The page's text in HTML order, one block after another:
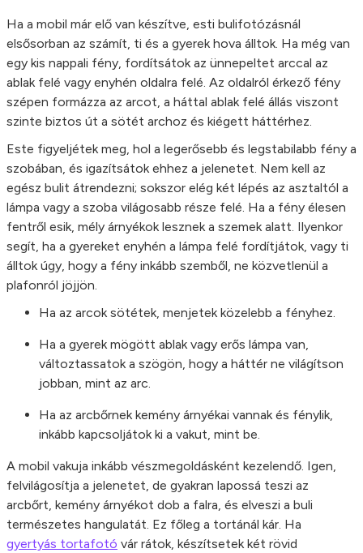
Ha a mobil már elő van készítve, esti bulifotózásnál
elsősorban az számít, ti és a gyerek hova álltok. Ha még van
egy kis nappali fény, fordítsátok az ünnepeltet arccal az
ablak felé vagy enyhén oldalra felé. Az oldalról érkező fény
szépen formázza az arcot, a háttal ablak felé állás viszont
szinte biztos út a sötét archoz és kiégett háttérhez.
Este figyeljétek meg, hol a legerősebb és legstabilabb fény a
szobában, és igazítsátok ehhez a jelenetet. Nem kell az
egész bulit átrendezni; sokszor elég két lépés az asztaltól a
lámpa vagy a szoba világosabb része felé. Ha a fény élesen
fentről esik, mély árnyékok lesznek a szemek alatt. Ilyenkor
segít, ha a gyereket enyhén a lámpa felé fordítjátok, vagy ti
álltok úgy, hogy a fény inkább szemből, ne közvetlenül a
plafonról jöjjön.
Ha az arcok sötétek, menjetek közelebb a fényhez.
Ha a gyerek mögött ablak vagy erős lámpa van,
változtassatok a szögön, hogy a háttér ne világítson
jobban, mint az arc.
Ha az arcbőrnek kemény árnyékai vannak és fénylik,
inkább kapcsoljátok ki a vakut, mint be.
A mobil vakuja inkább vészmegoldásként kezelendő. Igen,
felvilágosítja a jelenetet, de gyakran lapossá teszi az
arcbőrt, kemény árnyékot dob a falra, és elveszi a buli
természetes hangulatát. Ez főleg a tortánál kár. Ha
gyertyás tortafotó vár rátok, készítsetek két rövid